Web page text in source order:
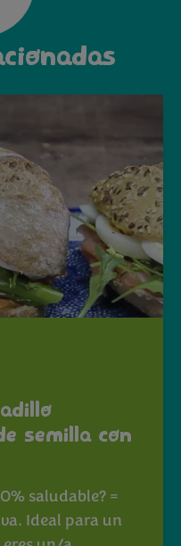
semilla con
saludable? =
Ideal para un